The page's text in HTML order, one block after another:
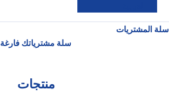
سلة المشتريات
سلة مشترياتك فارغة
منتجات